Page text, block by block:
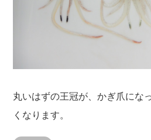
丸いはずの王冠が、かぎ爪にな
くなります。